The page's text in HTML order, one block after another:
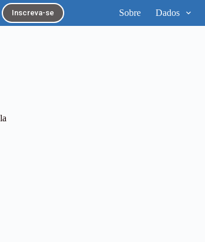
Inscreva-se Sobre Dados